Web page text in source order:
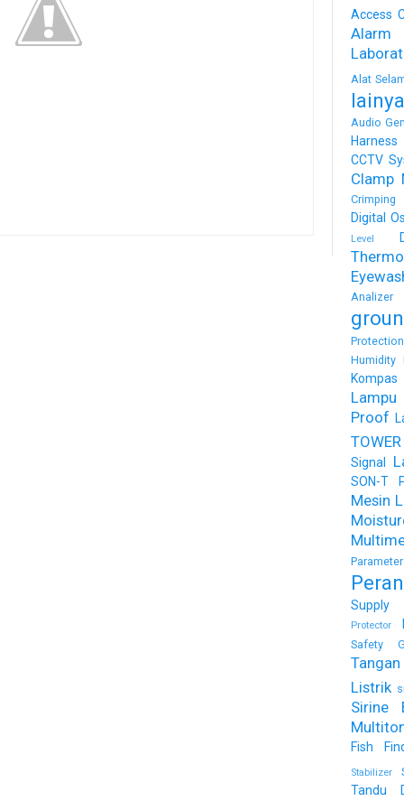
Access
Alarm
Alat
Audio
Harness
CCTV
Clamp
Crimping
Digital
Level
Analizer
Protection
Humidity
Kompas
Proof
Signal
SON-T
Mesin
Parameter
Supply
Protector
Safety
Listrik
Sirine
Fish
Stabilizer
Tandu